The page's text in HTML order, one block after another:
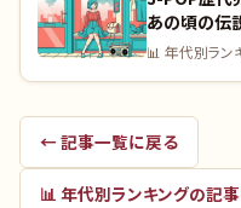
あの頃の伝
📊 年代別ラン
← 記事一覧に戻る
📊 年代別ランキングの記